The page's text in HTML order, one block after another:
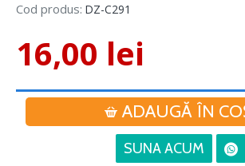
Cod produs: DZ-C291
16,00 lei
ADAUGĂ ÎN
SUNA ACUM